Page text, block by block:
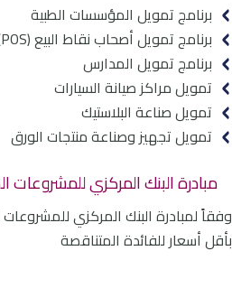
برنامج تمويل المؤسسات الطبية
برنامج تمويل أصحاب نقاط البيع (POS)
برنامج تمويل المدارس
تمويل مراكز صيانة السيارات
تمويل صناعة البلاستيك
تمويل تجهيز وصناعة منتجات الورق
مبادرة البنك المركزي
وفقاً لمبادرة البنك المركزي
بأقل أسعار للفائدة المتناقصة